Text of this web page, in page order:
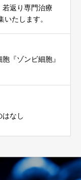
若返り専門治療
たします。
『ゾンビ細胞』
はなし